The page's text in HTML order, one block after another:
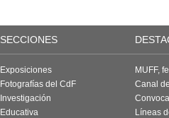
SECCIONES
Exposiciones
Fotografías del CdF
Investigación
Educativa
MUFF,
Canal
Líneas